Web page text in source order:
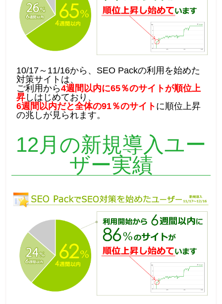
10/17～11/16から、SEO Packの利用を始めた
対策サイトは、
ご利用から4週間以内に65％のサイトが順位上
昇 しはじめており、
6週間以内だと全体の91％のサイト に順位上昇
の兆しが見られます。
12月の新規導入ユー
ザー実績